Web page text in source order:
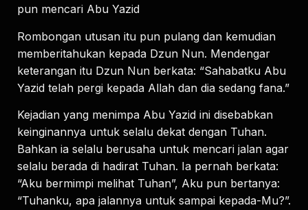
pun mencari Abu Yazid
Rombongan utusan itu pun pulang dan kemudian
memberitahukan kepada Dzun Nun. Mendengar
keterangan itu Dzun Nun berkata: “Sahabatku Abu
Yazid telah pergi kepada Allah dan dia sedang fana.”
Kejadian yang menimpa Abu Yazid ini disebabkan
keinginannya untuk selalu dekat dengan Tuhan.
Bahkan ia selalu berusaha untuk mencari jalan agar
selalu berada di hadirat Tuhan. Ia pernah berkata:
“Aku bermimpi melihat Tuhan”, Aku pun bertanya:
“Tuhanku, apa jalannya untuk sampai kepada-Mu?”.